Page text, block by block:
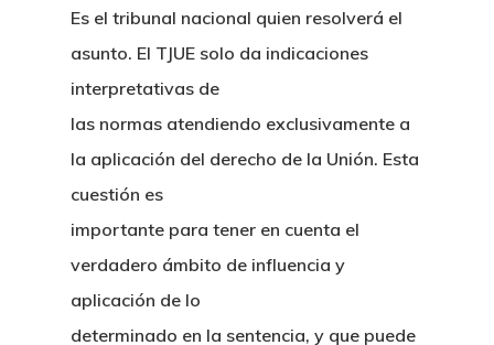
Es el tribunal nacional quien resolverá el
asunto. El TJUE solo da indicaciones
interpretativas de
las normas atendiendo exclusivamente a
la aplicación del derecho de la Unión. Esta
cuestión es
importante para tener en cuenta el
verdadero ámbito de influencia y
aplicación de lo
determinado en la sentencia, y que puede